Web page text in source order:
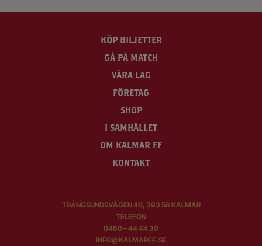
KÖP BILJETTER
GÅ PÅ MATCH
VÅRA LAG
FÖRETAG
SHOP
I SAMHÄLLET
OM KALMAR FF
KONTAKT
TRÅNGSUNDSVÄGEN 40, 393 56 KALMAR
TELEFON
0480 – 44 44 30
INFO@KALMARFF.SE